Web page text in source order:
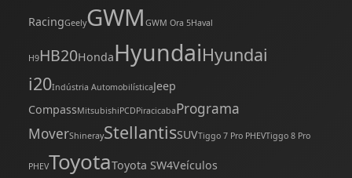
RacingGeelyGWM GWM Ora 5Haval
H9HB20HondaHyundaiHyundai
i20Indústria AutomobilísticaJeep
CompassMitsubishiPCDPiracicabaPrograma
MoverShinerayStellantisSUVTiggo 7 Pro PHEVTiggo 8 Pro
PHEVToyotaToyota SW4Veículos